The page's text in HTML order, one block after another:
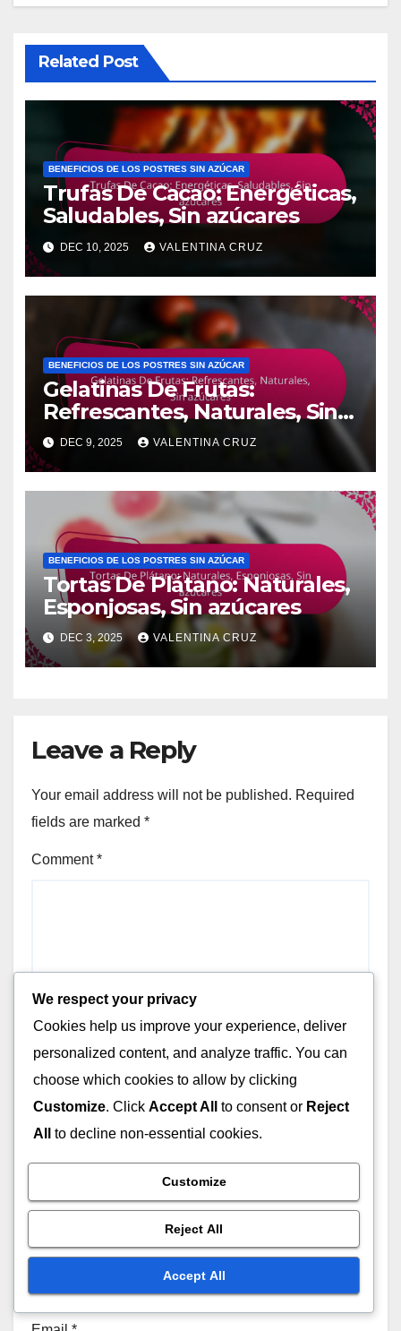
Related Post
BENEFICIOS DE LOS POSTRES SIN AZÚCAR
Trufas De Cacao: Energéticas,
Saludables, Sin azúcares
DEC 10, 2025 VALENTINA CRUZ
BENEFICIOS DE LOS POSTRES SIN AZÚCAR
Gelatinas De Frutas:
Refrescantes, Naturales, Sin
azúcares
DEC 9, 2025 VALENTINA CRUZ
BENEFICIOS DE LOS POSTRES SIN AZÚCAR
Tortas De Plátano: Naturales,
Esponjosas, Sin azúcares
DEC 3, 2025 VALENTINA CRUZ
Leave a Reply
Your email address will not be published. Required
fields are marked *
Comment*
We respect your privacy
Cookies help us improve your experience, deliver
personalized content, and analyze traffic. You can
choose which cookies to allow by clicking
Customize. Click Accept All to consent or Reject
All
to decline non-essential cookies.
Customize
Reject All
Accept All